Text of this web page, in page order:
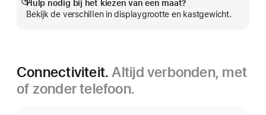
Hulp nodig bij het kiezen van een maat?
Bekijk de verschillen in displaygrootte en kastgewicht.
Meer
Connectiviteit.Altijd verbonden, met
of zonder telefoon.